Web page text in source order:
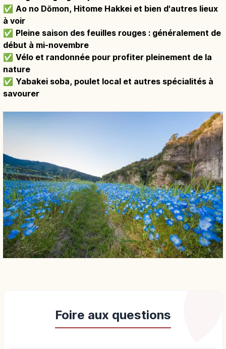
✅ Ao no Dōmon, Hitome Hakkei et bien d'autres lieux
à voir
✅ Pleine saison des feuilles rouges : généralement de
début à mi-novembre
✅ Vélo et randonnée pour profiter pleinement de la
nature
✅ Yabakei soba, poulet local et autres spécialités à
savourer
Foire aux questions